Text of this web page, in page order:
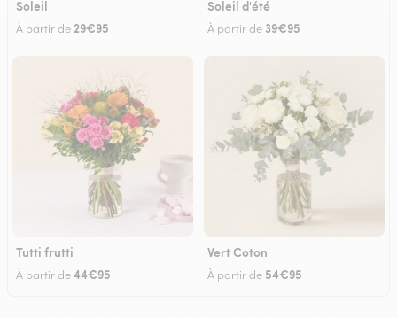
Soleil
À partir de 29€95
Soleil d'été
À partir de 39€95
Tutti frutti
À partir de44€95
Vert Coton
À partir de 54€95